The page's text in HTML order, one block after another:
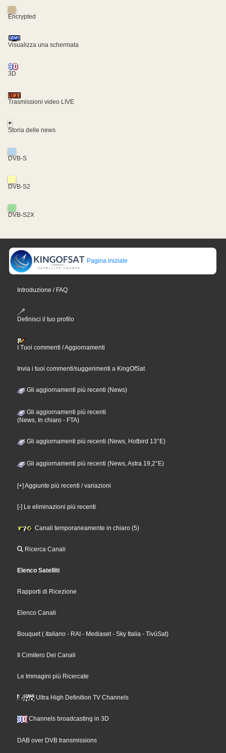
Encrypted
Visualizza una schermata
3D
Trasmissioni video LIVE
+
Storia delle news
DVB-S
DVB-S2
DVB-S2X
Pagina iniziale
Introduzione / FAQ
Definisci il tuo profilo
I Tuoi commenti / Aggiornamenti
Invia i tuoi commenti/suggerimenti a KingOfSat
Gli aggiornamenti più recenti (News)
Gli aggiornamenti più recenti
(News, In chiaro - FTA)
Gli aggiornamenti più recenti (News, Hotbird 13°E)
Gli aggiornamenti più recenti (News, Astra 19,2°E)
[+] Aggiunte più recenti / variazioni
[-] Le eliminazioni più recenti
Canali temporaneamente in chiaro (5)
Ricerca Canali
Elenco Satelliti
Rapporti di Ricezione
Elenco Canali
Bouquet ( Italiano - RAI - Mediaset - Sky Italia - TivùSat)
Il Cimitero Dei Canali
Le Immagini più Ricercate
Ultra High Definition TV Channels
Channels broadcasting in 3D
DAB over DVB transmissions